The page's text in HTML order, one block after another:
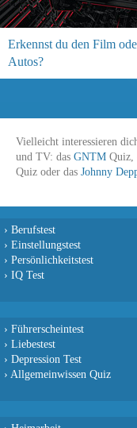
Erkennst du den Film
Autos?
Vielleicht interessieren
und TV: das GNTM Quiz,
Quiz oder das Johnny
› Berufstest
› Einstellungstest
› Persönlichkeitstest
› IQ Test
› Führerscheintest
› Liebestest
› Depression Test
› Allgemeinwissen Quiz